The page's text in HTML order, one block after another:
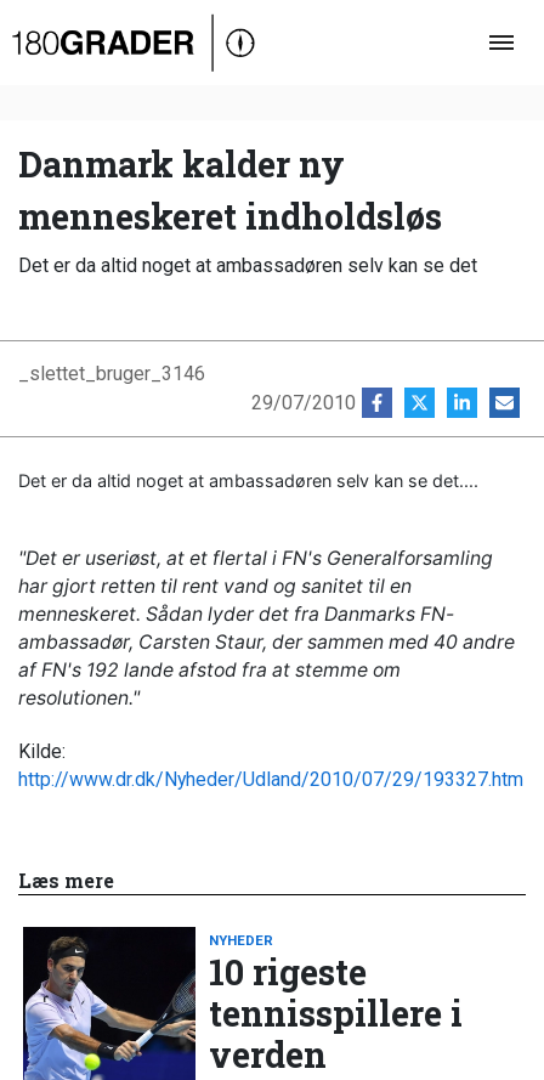
Oversigt
Debat
Video
Podcast
Danmark kalder ny
menneskeret indholdsløs
Det er da altid noget at ambassadøren selv kan se det
_slettet_bruger_3146
29/07/2010
Det er da altid noget at ambassadøren selv kan se det....
"Det er useriøst, at et flertal i FN's Generalforsamling
har gjort retten til rent vand og sanitet til en
menneskeret. Sådan lyder det fra Danmarks FN-
ambassadør, Carsten Staur, der sammen med 40 andre
af FN's 192 lande afstod fra at stemme om
resolutionen."
Kilde:
http://www.dr.dk/Nyheder/Udland/2010/07/29/193327.htm
Læs mere
NYHEDER
10 rigeste
tennisspillere i
verden